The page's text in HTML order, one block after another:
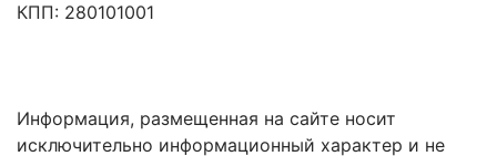
КПП: 280101001
Информация, размещенная на сайте носит
исключительно информационный характер и не